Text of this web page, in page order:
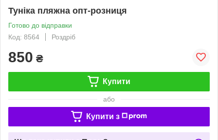
Туніка пляжна опт-розниця
Готово до відправки
Код: 8564
Роздріб
850 ₴
Купити
або
Купити з